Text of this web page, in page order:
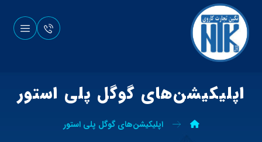
اپلیکیشن‌های گوگل پلی استور
اپلیکیشن‌های گوگل پلی استور